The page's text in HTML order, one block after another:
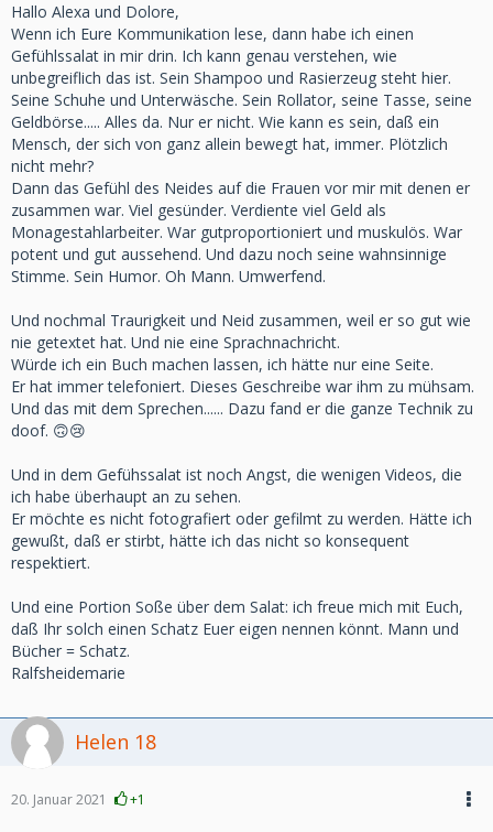
Hallo Alexa und Dolore,
Wenn ich Eure Kommunikation lese, dann habe ich einen
Gefühlssalat in mir drin. Ich kann genau verstehen, wie
unbegreiflich das ist. Sein Shampoo und Rasierzeug steht hier.
Seine Schuhe und Unterwäsche. Sein Rollator, seine Tasse, seine
Geldbörse..... Alles da. Nur er nicht. Wie kann es sein, daß ein
Mensch, der sich von ganz allein bewegt hat, immer. Plötzlich
nicht mehr?
Dann das Gefühl des Neides auf die Frauen vor mir mit denen er
zusammen war. Viel gesünder. Verdiente viel Geld als
Monagestahlarbeiter. War gutproportioniert und muskulös. War
potent und gut aussehend. Und dazu noch seine wahnsinnige
Stimme. Sein Humor. Oh Mann. Umwerfend.
Und nochmal Traurigkeit und Neid zusammen, weil er so gut wie
nie getextet hat. Und nie eine Sprachnachricht.
Würde ich ein Buch machen lassen, ich hätte nur eine Seite.
Er hat immer telefoniert. Dieses Geschreibe war ihm zu mühsam.
Und das mit dem Sprechen...... Dazu fand er die ganze Technik zu
doof. 🙃😢
Und in dem Gefühssalat ist noch Angst, die wenigen Videos, die
ich habe überhaupt an zu sehen.
Er möchte es nicht fotografiert oder gefilmt zu werden. Hätte ich
gewußt, daß er stirbt, hätte ich das nicht so konsequent
respektiert.
Und eine Portion Soße über dem Salat: ich freue mich mit Euch,
daß Ihr solch einen Schatz Euer eigen nennen könnt. Mann und
Bücher = Schatz.
Ralfsheidemarie
Helen 18
20. Januar 2021 +1